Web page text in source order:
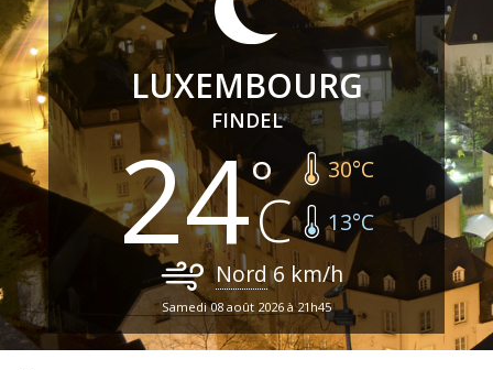
LUXEMBOURG
FINDEL
24 30°C
13°C
Nord6 km/h
Samedi 08 août 2026 à 21h45